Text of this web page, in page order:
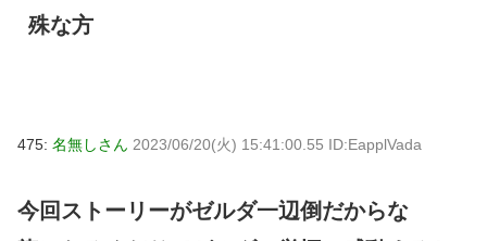
殊な方
475: 名無しさん 2023/06/20(火) 15:41:00.55 ID:EapplVada
今回ストーリーがゼルダ一辺倒だからな